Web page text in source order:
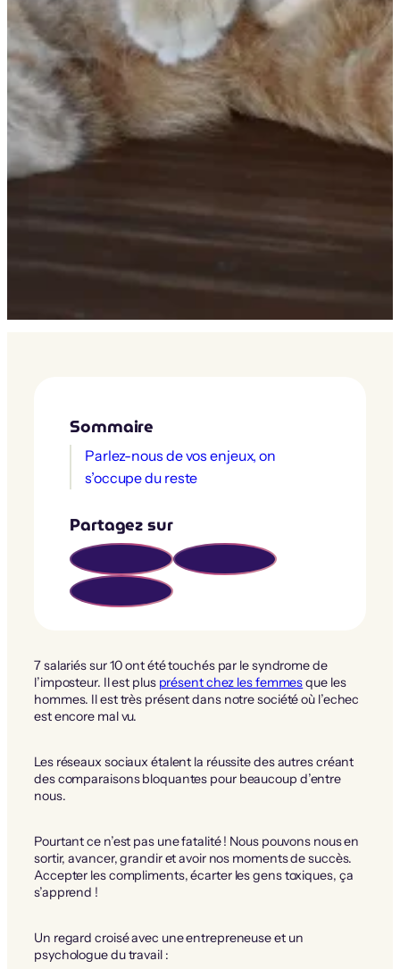
7 salariés sur 10 ont été touchés par le syndrome de
l’imposteur. Il est plus présent chez les femmesque les
hommes. Il est très présent dans notre société où l’echec
est encore mal vu.
Les réseaux sociaux étalent la réussite des autres créant
des comparaisons bloquantes pour beaucoup d’entre
nous.
Pourtant ce n’est pas une fatalité ! Nous pouvons nous en
sortir, avancer, grandir et avoir nos moments de succès.
Accepter les compliments, écarter les gens toxiques, ça
s’apprend !
Un regard croisé avec une entrepreneuse et un
psychologue du travail :
Sommaire
Parlez-nous de vos enjeux, on
s’occupe du reste
Partagez sur